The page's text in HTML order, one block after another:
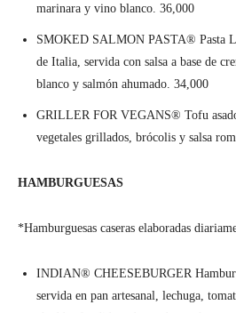
marinara y vino blanco. 36,000
SMOKED SALMON PASTA® Pasta
de Italia, servida con salsa a base de
blanco y salmón ahumado. 34,000
GRILLER FOR VEGANS® Tofu
vegetales grillados, brócolis y salsa
HAMBURGUESAS
*Hamburguesas caseras elaboradas
INDIAN® CHEESEBURGER
servida en pan artesanal, lechuga,